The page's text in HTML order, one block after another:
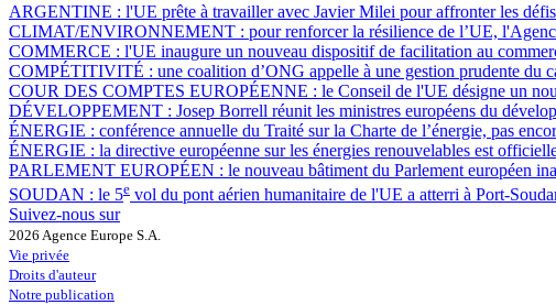
ARGENTINE : l'UE prête à travailler avec Javier Milei pour affronter les
CLIMAT/ENVIRONNEMENT : pour renforcer la résilience de l’UE,
COMMERCE : l'UE inaugure un nouveau dispositif de facilitation au
COMPÉTITIVITÉ : une coalition d’ONG appelle à une gestion prudente du
COUR DES COMPTES EUROPÉENNE : le Conseil de l'UE désigne un
DÉVELOPPEMENT : Josep Borrell réunit les ministres européens du
ÉNERGIE : conférence annuelle du Traité sur la Charte de l’énergie, pas
ÉNERGIE : la directive européenne sur les énergies renouvelables est
PARLEMENT EUROPÉEN : le nouveau bâtiment du Parlement européen
SOUDAN : le 5e vol du pont aérien humanitaire de l'UE a atterri à Port-
Suivez-nous sur
2026 Agence Europe S.A.
Vie privée
Droits d'auteur
Notre publication